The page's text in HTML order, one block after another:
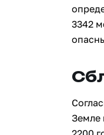
3342
Земле